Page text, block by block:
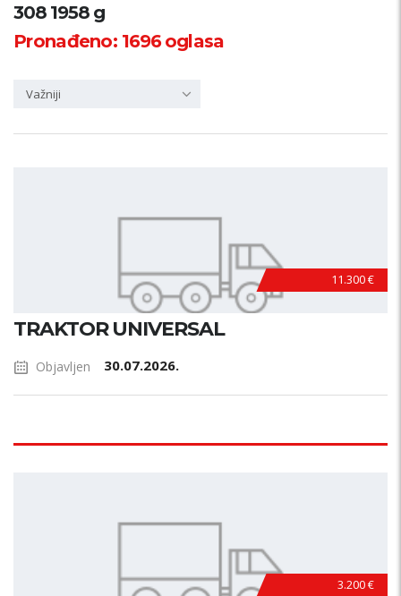
Županija
308 1958 g
Pronađeno: 1696oglasa
Važniji
11.300 €
TRAKTOR UNIVERSAL
Objavljen 30.07.2026.
3.200 €